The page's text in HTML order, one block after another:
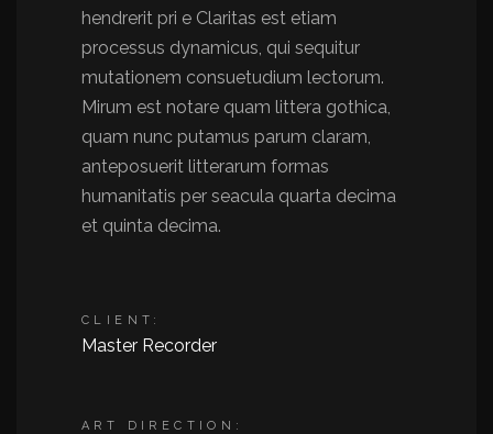
hendrerit pri e Claritas est etiam
processus dynamicus, qui sequitur
mutationem consuetudium lectorum.
Mirum est notare quam littera gothica,
quam nunc putamus parum claram,
anteposuerit litterarum formas
humanitatis per seacula quarta decima
et quinta decima.
CLIENT:
Master Recorder
ART DIRECTION: